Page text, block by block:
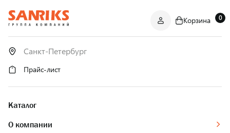
ОПТОМ
И В РОЗНИЦУ
Корзина 0
Прайс-лист
Каталог
О компании